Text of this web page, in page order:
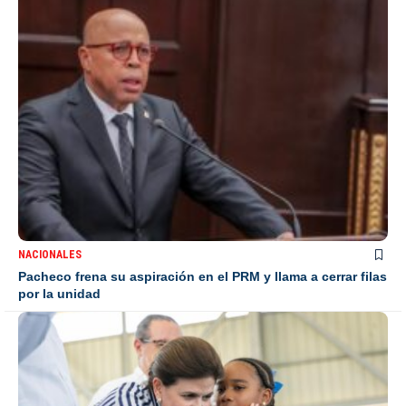
NACIONALES
Pacheco frena su aspiración en el PRM y llama a cerrar filas
por la unidad